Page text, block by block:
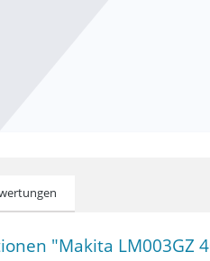
"Makita LM003GZ